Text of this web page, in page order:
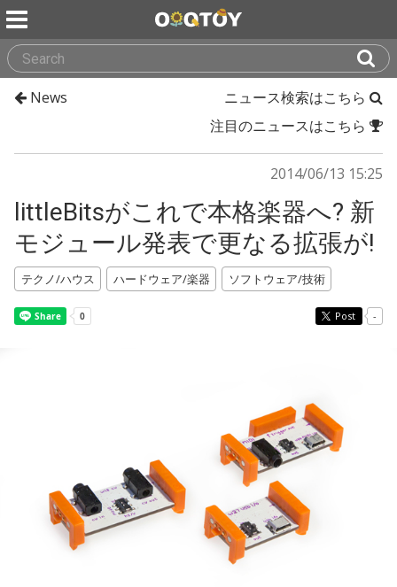
News
ニュース検索はこちら
注目のニュースはこちら
2014/06/13 15:25
littleBitsがこれで本格楽器へ? 新
モジュール発表で更なる拡張が!
テクノ/ハウス ハードウェア/楽器 ソフトウェア/技術
Post -